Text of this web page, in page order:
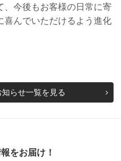
、今後もお客様の日常に寄
喜んでいただけるよう進化
らせ一覧を見る
をお届け！